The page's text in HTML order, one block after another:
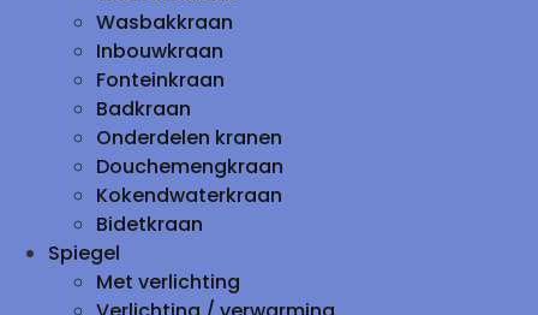
Wasbakkraan
Inbouwkraan
Fonteinkraan
Badkraan
Onderdelen kranen
Douchemengkraan
Kokendwaterkraan
Bidetkraan
Spiegel
Met verlichting